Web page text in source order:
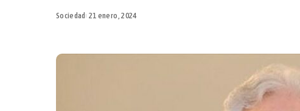
Sociedad 21 enero, 2024